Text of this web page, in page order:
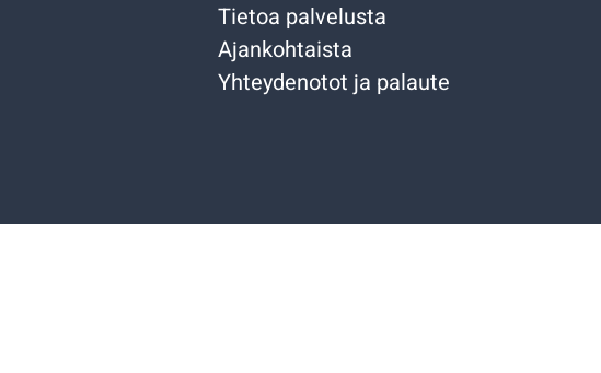
Tietoa palvelusta
Ajankohtaista
Yhteydenotot ja palaute